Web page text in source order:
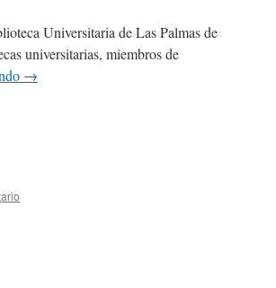
Universitaria de Las Palmas de
universitarias, miembros de
→